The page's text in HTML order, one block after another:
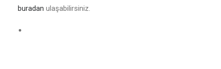
buradan ulaşabilirsiniz.